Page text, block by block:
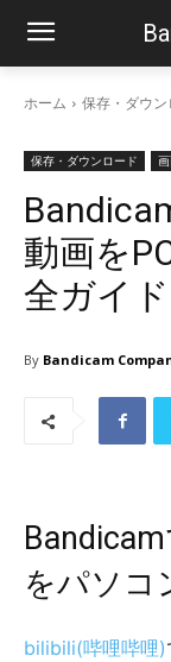
ホーム 保存・ダウン
保存・ダウンロード
動画を
全ガイド
By Bandicam
をパソコ
bilibili(哔哩哔哩)